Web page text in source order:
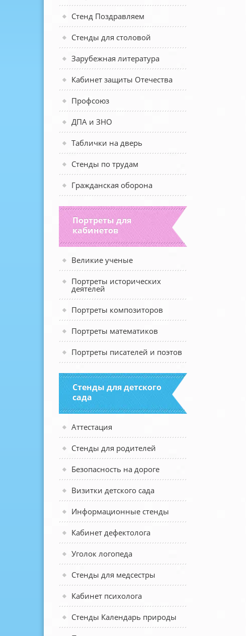
Стенд Поздравляем
Стенды для столовой
Зарубежная литература
Кабинет защиты Отечества
Профсоюз
ДПА и ЗНО
Таблички на дверь
Стенды по трудам
Гражданская оборона
Портреты для
кабинетов
Великие ученые
Портреты исторических
деятелей
Портреты композиторов
Портреты математиков
Портреты писателей и поэтов
Стенды для детского
сада
Аттестация
Стенды для родителей
Безопасность на дороге
Визитки детского сада
Информационные стенды
Кабинет дефектолога
Уголок логопеда
Стенды для медсестры
Кабинет психолога
Стенды Календарь природы